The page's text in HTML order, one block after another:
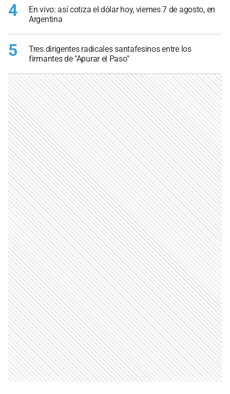
4
En vivo: así cotiza el dólar hoy, viernes 7 de agosto, en
Argentina
5
Tres dirigentes radicales santafesinos entre los
firmantes de "Apurar el Paso"